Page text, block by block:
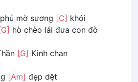
mờ sương [C] khói
hò chèo lái đưa con đò
[G] Kinh chan
[Am] đẹp dệt